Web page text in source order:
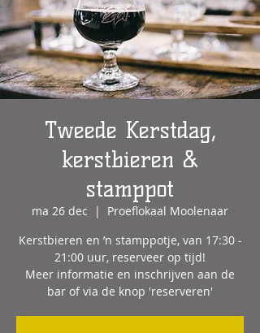
Tweede Kerstdag,
kerstbieren &
stamppot
ma 26 dec
  |
Proeflokaal Moolenaar
Kerstbieren en ’n stamppotje, van 17:30 -
21:00 uur, reserveer op tijd!
Meer informatie en inschrijven aan de
bar of via de knop 'reserveren'